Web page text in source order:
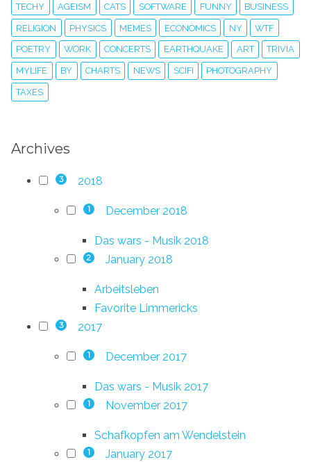
TECHY AGEISM CATS SOFTWARE FUNNY BUSINESS
RELIGION PHYSICS MEMES ECONOMICS NY WTF
POETRY WORK CONCERTS EARTHQUAKE ART TRIVIA
MYLIFE BY CHARTS NEWS SCIFI PHOTOGRAPHY
TAXES
Archives
3 2018
1 December 2018
Das wars - Musik 2018
2 January 2018
Arbeitsleben
Favorite Limmericks
3 2017
1 December 2017
Das wars - Musik 2017
1 November 2017
Schafkopfen am Wendelstein
1 January 2017